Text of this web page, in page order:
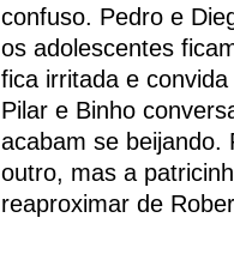
confuso. Pedro e
os adolescentes
fica irritada e
Pilar e Binho
acabam se beijando.
outro, mas a
reaproximar de